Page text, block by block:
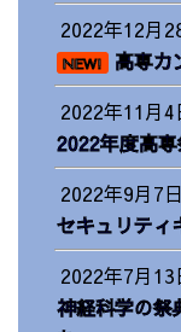
2022年12月
NEW!
高専カ
2022年11月4
2022年度高専
2022年9月7日
セキュリティ
2022年7月13
神経科学の